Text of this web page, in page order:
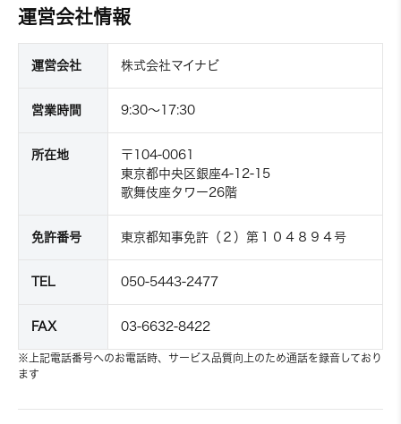
運営会社情報
運営会社 株式会社マイナビ
営業時間 9:30～17:30
所在地
〒104-0061
東京都中央区銀座4-12-15
歌舞伎座タワー26階
免許番号 東京都知事免許（２）第１０４８９４号
TEL 050-5443-2477
FAX 03-6632-8422
※上記電話番号へのお電話時、サービス品質向上のため通話を録音しており
ます